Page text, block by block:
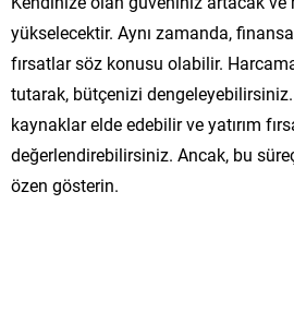
yükselecektir. Aynı zamanda,
fırsatlar söz konusu olabilir.
tutarak, bütçenizi
kaynaklar elde edebilir ve yatırım
değerlendirebilirsiniz. Ancak, bu
özen gösterin.